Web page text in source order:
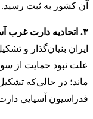
آن کشور به ثبت رسید.
۳. اتحادیه دارت غرب آسیا
ایران بنیان‌گذار و
علت نبود حمایت از
ماند؛ در حالی‌که
فدراسیون آسیایی